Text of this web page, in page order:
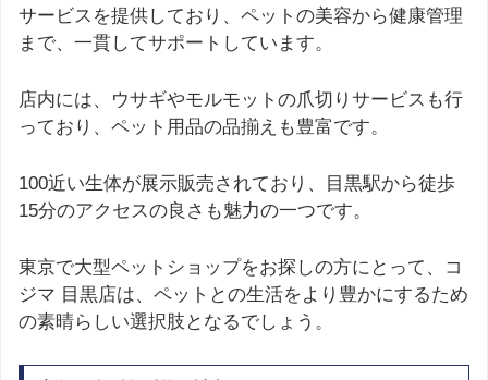
サービスを提供しており、ペットの美容から健康管理
まで、一貫してサポートしています。
店内には、ウサギやモルモットの爪切りサービスも行
っており、ペット用品の品揃えも豊富です。
100近い生体が展示販売されており、目黒駅から徒歩
15分のアクセスの良さも魅力の一つです。
東京で大型ペットショップをお探しの方にとって、コ
ジマ 目黒店は、ペットとの生活をより豊かにするため
の素晴らしい選択肢となるでしょう。